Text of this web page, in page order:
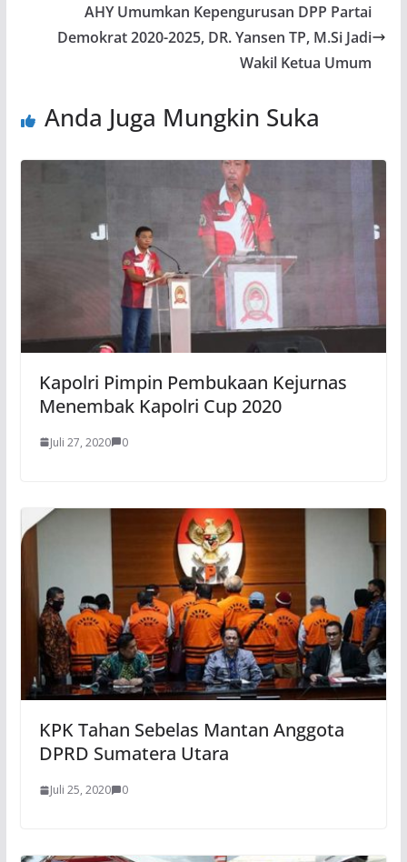
AHY Umumkan Kepengurusan DPP Partai
Demokrat 2020-2025, DR. Yansen TP, M.Si Jadi
Wakil Ketua Umum
Anda Juga Mungkin Suka
Kapolri Pimpin Pembukaan Kejurnas
Menembak Kapolri Cup 2020
Juli 27, 2020 0
KPK Tahan Sebelas Mantan Anggota
DPRD Sumatera Utara
Juli 25, 2020 0